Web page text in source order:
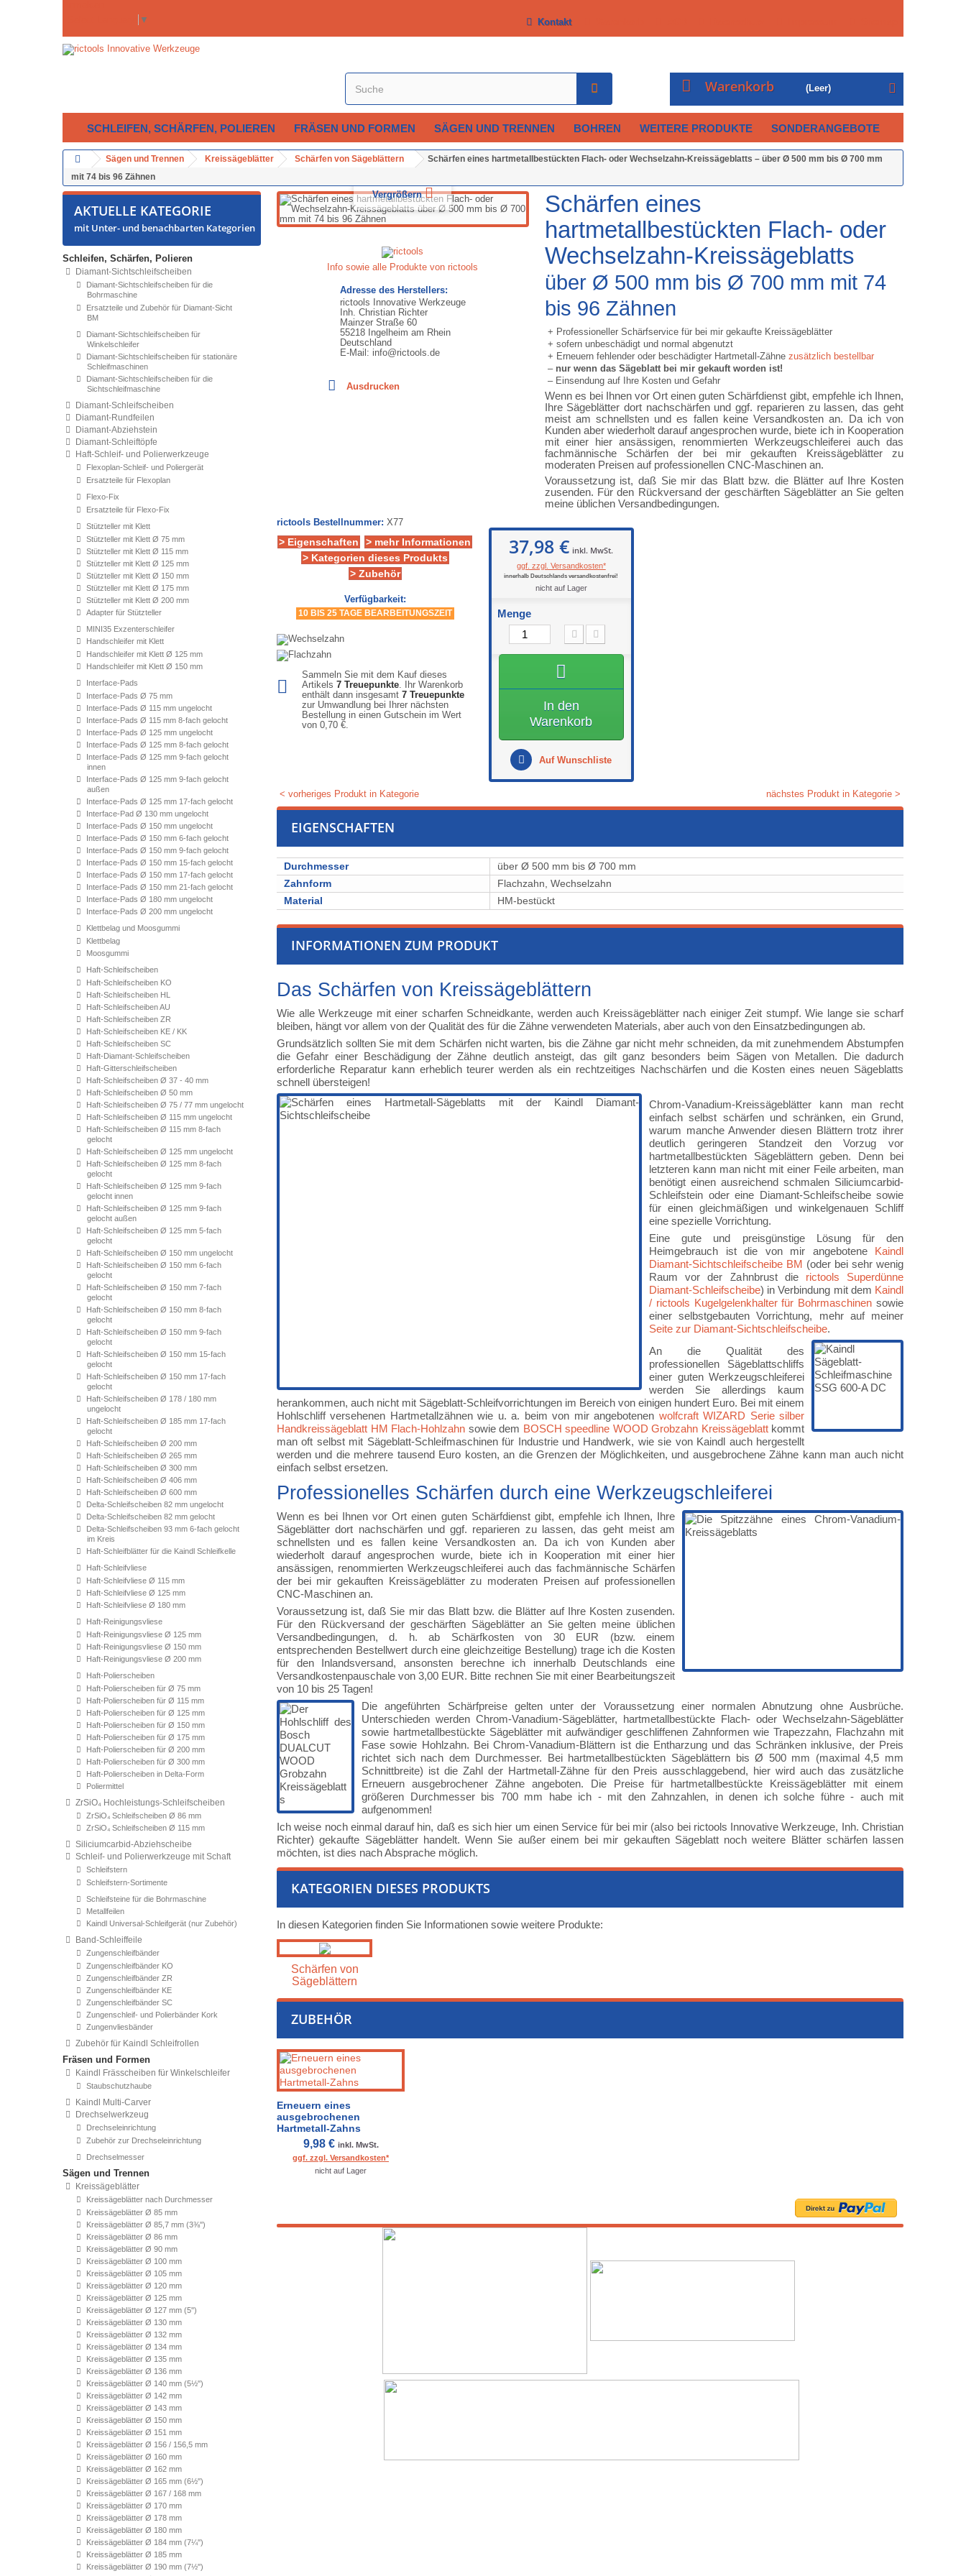
▼ Kontakt
Warenkorb (Leer)
SCHLEIFEN, SCHÄRFEN, POLIEREN FRÄSEN UND FORMEN SÄGEN UND TRENNEN BOHREN WEITERE PRODUKTE SONDERANGEBOTE
Sägen und Trennen Kreissägeblätter Schärfen von Sägeblättern
Schärfen eines hartmetallbestückten Flach- oder Wechselzahn-Kreissägeblatts – über Ø 500 mm bis Ø 700 mm
mit 74 bis 96 Zähnen
AKTUELLE KATEGORIE
mit Unter- und benachbarten Kategorien
Schleifen, Schärfen, Polieren
Diamant-Sichtschleifscheiben
Diamant-Sichtschleifscheiben für die
Bohrmaschine
Ersatzteile und Zubehör für Diamant-Sicht
BM
Diamant-Sichtschleifscheiben für
Winkelschleifer
Diamant-Sichtschleifscheiben für stationäre
Schleifmaschinen
Diamant-Sichtschleifscheiben für die
Sichtschleifmaschine
Diamant-Schleifscheiben
Diamant-Rundfeilen
Diamant-Abziehstein
Diamant-Schleiftöpfe
Haft-Schleif- und Polierwerkzeuge
Flexoplan-Schleif- und Poliergerät
Ersatzteile für Flexoplan
Flexo-Fix
Ersatzteile für Flexo-Fix
Stützteller mit Klett
Stützteller mit Klett Ø 75 mm
Stützteller mit Klett Ø 115 mm
Stützteller mit Klett Ø 125 mm
Stützteller mit Klett Ø 150 mm
Stützteller mit Klett Ø 175 mm
Stützteller mit Klett Ø 200 mm
Adapter für Stützteller
MINI35 Exzenterschleifer
Handschleifer mit Klett
Handschleifer mit Klett Ø 125 mm
Handschleifer mit Klett Ø 150 mm
Interface-Pads
Interface-Pads Ø 75 mm
Interface-Pads Ø 115 mm ungelocht
Interface-Pads Ø 115 mm 8-fach gelocht
Interface-Pads Ø 125 mm ungelocht
Interface-Pads Ø 125 mm 8-fach gelocht
Interface-Pads Ø 125 mm 9-fach gelocht
innen
Interface-Pads Ø 125 mm 9-fach gelocht
außen
Interface-Pads Ø 125 mm 17-fach gelocht
Interface-Pad Ø 130 mm ungelocht
Interface-Pads Ø 150 mm ungelocht
Interface-Pads Ø 150 mm 6-fach gelocht
Interface-Pads Ø 150 mm 9-fach gelocht
Interface-Pads Ø 150 mm 15-fach gelocht
Interface-Pads Ø 150 mm 17-fach gelocht
Interface-Pads Ø 150 mm 21-fach gelocht
Interface-Pads Ø 180 mm ungelocht
Interface-Pads Ø 200 mm ungelocht
Klettbelag und Moosgummi
Klettbelag
Moosgummi
Haft-Schleifscheiben
Haft-Schleifscheiben KO
Haft-Schleifscheiben HL
Haft-Schleifscheiben AU
Haft-Schleifscheiben ZR
Haft-Schleifscheiben KE / KK
Haft-Schleifscheiben SC
Haft-Diamant-Schleifscheiben
Haft-Gitterschleifscheiben
Haft-Schleifscheiben Ø 37 - 40 mm
Haft-Schleifscheiben Ø 50 mm
Haft-Schleifscheiben Ø 75 / 77 mm ungelocht
Haft-Schleifscheiben Ø 115 mm ungelocht
Haft-Schleifscheiben Ø 115 mm 8-fach
gelocht
Haft-Schleifscheiben Ø 125 mm ungelocht
Haft-Schleifscheiben Ø 125 mm 8-fach
gelocht
Haft-Schleifscheiben Ø 125 mm 9-fach
gelocht innen
Haft-Schleifscheiben Ø 125 mm 9-fach
gelocht außen
Haft-Schleifscheiben Ø 125 mm 5-fach
gelocht
Haft-Schleifscheiben Ø 150 mm ungelocht
Haft-Schleifscheiben Ø 150 mm 6-fach
gelocht
Haft-Schleifscheiben Ø 150 mm 7-fach
gelocht
Haft-Schleifscheiben Ø 150 mm 8-fach
gelocht
Haft-Schleifscheiben Ø 150 mm 9-fach
gelocht
Haft-Schleifscheiben Ø 150 mm 15-fach
gelocht
Haft-Schleifscheiben Ø 150 mm 17-fach
gelocht
Haft-Schleifscheiben Ø 178 / 180 mm
ungelocht
Haft-Schleifscheiben Ø 185 mm 17-fach
gelocht
Haft-Schleifscheiben Ø 200 mm
Haft-Schleifscheiben Ø 265 mm
Haft-Schleifscheiben Ø 300 mm
Haft-Schleifscheiben Ø 406 mm
Haft-Schleifscheiben Ø 600 mm
Delta-Schleifscheiben 82 mm ungelocht
Delta-Schleifscheiben 82 mm gelocht
Delta-Schleifscheiben 93 mm 6-fach gelocht
im Kreis
Haft-Schleifblätter für die Kaindl Schleifkelle
Haft-Schleifvliese
Haft-Schleifvliese Ø 115 mm
Haft-Schleifvliese Ø 125 mm
Haft-Schleifvliese Ø 180 mm
Haft-Reinigungsvliese
Haft-Reinigungsvliese Ø 125 mm
Haft-Reinigungsvliese Ø 150 mm
Haft-Reinigungsvliese Ø 200 mm
Haft-Polierscheiben
Haft-Polierscheiben für Ø 75 mm
Haft-Polierscheiben für Ø 115 mm
Haft-Polierscheiben für Ø 125 mm
Haft-Polierscheiben für Ø 150 mm
Haft-Polierscheiben für Ø 175 mm
Haft-Polierscheiben für Ø 200 mm
Haft-Polierscheiben für Ø 300 mm
Haft-Polierscheiben in Delta-Form
Poliermittel
ZrSiO₄ Hochleistungs-Schleifscheiben
ZrSiO₄ Schleifscheiben Ø 86 mm
ZrSiO₄ Schleifscheiben Ø 115 mm
Siliciumcarbid-Abziehscheibe
Schleif- und Polierwerkzeuge mit Schaft
Schleifstern
Schleifstern-Sortimente
Schleifsteine für die Bohrmaschine
Metallfeilen
Kaindl Universal-Schleifgerät (nur Zubehör)
Band-Schleiffeile
Zungenschleifbänder
Zungenschleifbänder KO
Zungenschleifbänder ZR
Zungenschleifbänder KE
Zungenschleifbänder SC
Zungenschleif- und Polierbänder Kork
Zungenvliesbänder
Zubehör für Kaindl Schleifrollen
Fräsen und Formen
Kaindl Frässcheiben für Winkelschleifer
Staubschutzhaube
Kaindl Multi-Carver
Drechselwerkzeug
Drechseleinrichtung
Zubehör zur Drechseleinrichtung
Drechselmesser
Sägen und Trennen
Kreissägeblätter
Kreissägeblätter nach Durchmesser
Kreissägeblätter Ø 85 mm
Kreissägeblätter Ø 85,7 mm (3⅜'')
Kreissägeblätter Ø 86 mm
Kreissägeblätter Ø 90 mm
Kreissägeblätter Ø 100 mm
Kreissägeblätter Ø 105 mm
Kreissägeblätter Ø 120 mm
Kreissägeblätter Ø 125 mm
Kreissägeblätter Ø 127 mm (5'')
Kreissägeblätter Ø 130 mm
Kreissägeblätter Ø 132 mm
Kreissägeblätter Ø 134 mm
Kreissägeblätter Ø 135 mm
Kreissägeblätter Ø 136 mm
Kreissägeblätter Ø 140 mm (5½'')
Kreissägeblätter Ø 142 mm
Kreissägeblätter Ø 143 mm
Kreissägeblätter Ø 150 mm
Kreissägeblätter Ø 151 mm
Kreissägeblätter Ø 156 / 156,5 mm
Kreissägeblätter Ø 160 mm
Kreissägeblätter Ø 162 mm
Kreissägeblätter Ø 165 mm (6½'')
Kreissägeblätter Ø 167 / 168 mm
Kreissägeblätter Ø 170 mm
Kreissägeblätter Ø 178 mm
Kreissägeblätter Ø 180 mm
Kreissägeblätter Ø 184 mm (7¼'')
Kreissägeblätter Ø 185 mm
Kreissägeblätter Ø 190 mm (7½'')
Vergrößern
Info sowie alle Produkte von rictools
Adresse des Herstellers:
rictools Innovative Werkzeuge
Inh. Christian Richter
Mainzer Straße 60
55218 Ingelheim am Rhein
Deutschland
E-Mail: info@rictools.de
Ausdrucken
Schärfen eines
hartmetallbestückten Flach- oder
Wechselzahn-Kreissägeblatts
über Ø 500 mm bis Ø 700 mm mit 74
bis 96 Zähnen
+ Professioneller Schärfservice für bei mir gekaufte Kreissägeblätter
+ sofern unbeschädigt und normal abgenutzt
+ Erneuern fehlender oder beschädigter Hartmetall-Zähne zusätzlich bestellbar
– nur wenn das Sägeblatt bei mir gekauft worden ist!
– Einsendung auf Ihre Kosten und Gefahr
Wenn es bei Ihnen vor Ort einen guten Schärfdienst gibt, empfehle ich Ihnen,
Ihre Sägeblätter dort nachschärfen und ggf. reparieren zu lassen, das geht
meist am schnellsten und es fallen keine Versandkosten an. Da ich von
Kunden aber wiederholt darauf angesprochen wurde, biete ich in Kooperation
mit einer hier ansässigen, renommierten Werkzeugschleiferei auch das
fachmännische Schärfen der bei mir gekauften Kreissägeblätter zu
moderaten Preisen auf professionellen CNC-Maschinen an.
Voraussetzung ist, daß Sie mir das Blatt bzw. die Blätter auf Ihre Kosten
zusenden. Für den Rückversand der geschärften Sägeblätter an Sie gelten
meine üblichen Versandbedingungen.
rictools Bestellnummer: X77
> Eigenschaften
> mehr Informationen
> Kategorien dieses Produkts
> Zubehör
Verfügbarkeit:
10 BIS 25 TAGE BEARBEITUNGSZEIT
Sammeln Sie mit dem Kauf dieses
Artikels 7 Treuepunkte. Ihr Warenkorb
enthält dann insgesamt 7 Treuepunkte
zur Umwandlung bei Ihrer nächsten
Bestellung in einen Gutschein im Wert
von 0,70 €.
37,98 € inkl. MwSt.
ggf. zzgl. Versandkosten*
innerhalb Deutschlands versandkostenfrei!
nicht auf Lager
Menge
In den
Warenkorb
Auf Wunschliste
< vorheriges Produkt in Kategorie nächstes Produkt in Kategorie >
EIGENSCHAFTEN
Durchmesser
über Ø 500 mm bis Ø 700 mm
Zahnform
Flachzahn, Wechselzahn
Material
⁠⁠⁠⁠⁠⁠⁠⁠HM-bestückt
INFORMATIONEN ZUM PRODUKT
Das Schärfen von Kreissägeblättern
Wie alle Werkzeuge mit einer scharfen Schneidkante, werden auch Kreissägeblätter nach einiger Zeit stumpf. Wie lange sie scharf
bleiben, hängt vor allem von der Qualität des für die Zähne verwendeten Materials, aber auch von den Einsatzbedingungen ab.
Grundsätzlich sollten Sie mit dem Schärfen nicht warten, bis die Zähne gar nicht mehr schneiden, da mit zunehmendem Abstumpfen
die Gefahr einer Beschädigung der Zähne deutlich ansteigt, das gilt ganz besonders beim Sägen von Metallen. Die dadurch
erforderliche Reparatur kann erheblich teurer werden als ein rechtzeitiges Nachschärfen und die Kosten eines neuen Sägeblatts
schnell übersteigen!
Chrom-Vanadium-Kreissägeblätter kann man recht
einfach selbst schärfen und schränken, ein Grund,
warum manche Anwender diesen Blättern trotz ihrer
deutlich geringeren Standzeit den Vorzug vor
hartmetallbestückten Sägeblättern geben. Denn bei
letzteren kann man nicht mit einer Feile arbeiten, man
benötigt einen ausreichend schmalen Siliciumcarbid-
Schleifstein oder eine Diamant-Schleifscheibe sowie
für einen gleichmäßigen und winkelgenauen Schliff
eine spezielle Vorrichtung.
Eine gute und preisgünstige Lösung für den
Heimgebrauch ist die von mir angebotene Kaindl
Diamant-Sichtschleifscheibe BM (oder bei sehr wenig
Raum vor der Zahnbrust die rictools Superdünne
Diamant-Schleifscheibe) in Verbindung mit dem Kaindl
/ rictools Kugelgelenkhalter für Bohrmaschinen sowie
einer selbstgebauten Vorrichtung, mehr auf meiner
Seite zur Diamant-Sichtschleifscheibe.
An die Qualität des
professionellen Sägeblattschliffs
einer guten Werkzeugschleiferei
werden Sie allerdings kaum
herankommen, auch nicht mit Sägeblatt-Schleifvorrichtungen im Bereich von einigen hundert Euro. Bei mit einem
Hohlschliff versehenen Hartmetallzähnen wie u. a. beim von mir angebotenen wolfcraft WIZARD Serie silber
Handkreissägeblatt HM Flach-Hohlzahn sowie dem BOSCH speedline WOOD Grobzahn Kreissägeblattkommt
man oft selbst mit Sägeblatt-Schleifmaschinen für Industrie und Handwerk, wie sie von Kaindl auch hergestellt
werden und die mehrere tausend Euro kosten, an die Grenzen der Möglichkeiten, und ausgebrochene Zähne kann man auch nicht
einfach selbst ersetzen.
Professionelles Schärfen durch eine Werkzeugschleiferei
Wenn es bei Ihnen vor Ort einen guten Schärfdienst gibt, empfehle ich Ihnen, Ihre
Sägeblätter dort nachschärfen und ggf. reparieren zu lassen, das geht meist am
schnellsten und es fallen keine Versandkosten an. Da ich von Kunden aber
wiederholt darauf angesprochen wurde, biete ich in Kooperation mit einer hier
ansässigen, renommierten Werkzeugschleiferei auch das fachmännische Schärfen
der bei mir gekauften Kreissägeblätter zu moderaten Preisen auf professionellen
CNC-Maschinen an.
Voraussetzung ist, daß Sie mir das Blatt bzw. die Blätter auf Ihre Kosten zusenden.
Für den Rückversand der geschärften Sägeblätter an Sie gelten meine üblichen
Versandbedingungen, d. h. ab Schärfkosten von 30 EUR (bzw. einem
entsprechenden Bestellwert durch eine gleichzeitige Bestellung) trage ich die Kosten
für den Inlandsversand, ansonsten berechne ich innerhalb Deutschlands eine
Versandkostenpauschale von 3,00 EUR. Bitte rechnen Sie mit einer Bearbeitungszeit
von 10 bis 25 Tagen!
Die angeführten Schärfpreise gelten unter der Voraussetzung einer normalen Abnutzung ohne Ausbrüche.
Unterschieden werden Chrom-Vanadium-Sägeblätter, hartmetallbestückte Flach- oder Wechselzahn-Sägeblätter
sowie hartmetallbestückte Sägeblätter mit aufwändiger geschliffenen Zahnformen wie Trapezzahn, Flachzahn mit
Fase sowie Hohlzahn. Bei Chrom-Vanadium-Blättern ist die Entharzung und das Schränken inklusive, der Preis
richtet sich nach dem Durchmesser. Bei hartmetallbestückten Sägeblättern bis Ø 500 mm (maximal 4,5 mm
Schnittbreite) ist die Zahl der Hartmetall-Zähne für den Preis ausschlaggebend, hier wird auch das zusätzliche
Erneuern ausgebrochener Zähne angeboten. Die Preise für hartmetallbestückte Kreissägeblätter mit einem
größeren Durchmesser bis 700 mm habe ich - mit den Zahnzahlen, in denen ich solche führe - auch mit
aufgenommen!
Ich weise noch einmal darauf hin, daß es sich hier um einen Service für bei mir (also bei rictools Innovative Werkzeuge, Inh. Christian
Richter) gekaufte Sägeblätter handelt. Wenn Sie außer einem bei mir gekauften Sägeblatt noch weitere Blätter schärfen lassen
möchten, ist dies nach Absprache möglich.
KATEGORIEN DIESES PRODUKTS
In diesen Kategorien finden Sie Informationen sowie weitere Produkte:
Schärfen von
Sägeblättern
ZUBEHÖR
Erneuern eines
ausgebrochenen
Hartmetall-Zahns
9,98 € inkl. MwSt.
ggf. zzgl. Versandkosten*
nicht auf Lager